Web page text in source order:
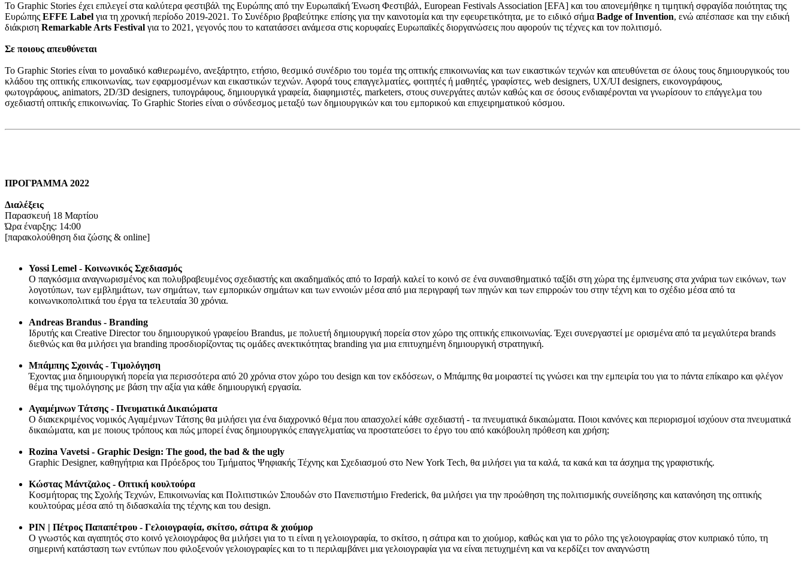
Το Graphic Stories έχει επιλεγεί στα καλύτερα φεστιβάλ της Ευρώπης από την Ευρωπαϊκή Ένωση Φεστιβάλ, European Festivals Association [EFA] και του απονεμήθηκε η τιμητική σφραγίδα ποιότητας της
Ευρώπης EFFE Label για τη χρονική περίοδο 2019-2021. Tο Συνέδριο βραβεύτηκε επίσης για την καινοτομία και την εφευρετικότητα, με το ειδικό σήμα Badge of Invention, ενώ απέσπασε και την ειδική
διάκριση Remarkable Arts Festival για το 2021, γεγονός που το κατατάσσει ανάμεσα στις κορυφαίες Ευρωπαϊκές διοργανώσεις που αφορούν τις τέχνες και τον πολιτισμό.
Σε ποιους απευθύνεται
Το Graphic Stories είναι το μοναδικό καθιερωμένο, ανεξάρτητο, ετήσιο, θεσμικό συνέδριο του τομέα της οπτικής επικοινωνίας και των εικαστικών τεχνών και απευθύνεται σε όλους τους δημιουργικούς του
κλάδου της οπτικής επικοινωνίας, των εφαρμοσμένων και εικαστικών τεχνών. Αφορά τους επαγγελματίες, φοιτητές ή μαθητές, γραφίστες, web designers, UX/UI designers, εικονογράφους,
φωτογράφους, animators, 2D/3D designers, τυπογράφους, δημιουργικά γραφεία, διαφημιστές, marketers, στους συνεργάτες αυτών καθώς και σε όσους ενδιαφέρονται να γνωρίσουν το επάγγελμα του
σχεδιαστή οπτικής επικοινωνίας. Το Graphic Stories είναι ο σύνδεσμος μεταξύ των δημιουργικών και του εμπορικού και επιχειρηματικού κόσμου.
ΠΡΟΓΡΑΜΜΑ 2022
Διαλέξεις
Παρασκευή 18 Μαρτίου
Ώρα έναρξης: 14:00
[παρακολούθηση δια ζώσης & online]
Yossi Lemel - Κοινωνικός Σχεδιασμός
Ο παγκόσμια αναγνωρισμένος και πολυβραβευμένος σχεδιαστής και ακαδημαϊκός από το Ισραήλ καλεί το κοινό σε ένα συναισθηματικό ταξίδι στη χώρα της έμπνευσης στα χνάρια των εικόνων, των
λογοτύπων, των εμβλημάτων, των σημάτων, των εμπορικών σημάτων και των εννοιών μέσα από μια περιγραφή των πηγών και των επιρροών του στην τέχνη και το σχέδιο μέσα από τα
κοινωνικοπολιτικά του έργα τα τελευταία 30 χρόνια.
Andreas Brandus - Branding
Iδρυτής και Creative Director του δημιουργικού γραφείου Brandus, με πολυετή δημιουργική πορεία στον χώρο της οπτικής επικοινωνίας. Έχει συνεργαστεί με ορισμένα από τα μεγαλύτερα brands
διεθνώς και θα μιλήσει για branding προσδιορίζοντας τις ομάδες ανεκτικότητας branding για μια επιτυχημένη δημιουργική στρατηγική.
Μπάμπης Σχοινάς - Τιμολόγηση
Έχοντας μια δημιουργική πορεία για περισσότερα από 20 χρόνια στον χώρο του design και τον εκδόσεων, ο Μπάμπης θα μοιραστεί τις γνώσει και την εμπειρία του για το πάντα επίκαιρο και φλέγον
θέμα της τιμολόγησης με βάση την αξία για κάθε δημιουργική εργασία.
Αγαμέμνων Τάτσης - Πνευματικά Δικαιώματα
Ο διακεκριμένος νομικός Αγαμέμνων Τάτσης θα μιλήσει για ένα διαχρονικό θέμα που απασχολεί κάθε σχεδιαστή - τα πνευματικά δικαιώματα. Ποιοι κανόνες και περιορισμοί ισχύουν στα πνευματικά
δικαιώματα, και με ποιους τρόπους και πώς μπορεί ένας δημιουργικός επαγγελματίας να προστατεύσει το έργο του από κακόβουλη πρόθεση και χρήση;
Rozina Vavetsi - Graphic Design: The good, the bad & the ugly
Graphic Designer, καθηγήτρια και Πρόεδρος του Τμήματος Ψηφιακής Τέχνης και Σχεδιασμού στο New York Tech, θα μιλήσει για τα καλά, τα κακά και τα άσχημα της γραφιστικής.
Κώστας Μάντζαλος - Οπτική κουλτούρα
Κοσμήτορας της Σχολής Τεχνών, Επικοινωνίας και Πολιτιστικών Σπουδών στο Πανεπιστήμιο Frederick, θα μιλήσει για την προώθηση της πολιτισμικής συνείδησης και κατανόηση της οπτικής
κουλτούρας μέσα από τη διδασκαλία της τέχνης και του design.
PIN | Πέτρος Παπαπέτρου - Γελοιογραφία, σκίτσο, σάτιρα & χιούμορ
Ο γνωστός και αγαπητός στο κοινό γελοιογράφος θα μιλήσει για το τι είναι η γελοιογραφία, το σκίτσο, η σάτιρα και το χιούμορ, καθώς και για το ρόλο της γελοιογραφίας στον κυπριακό τύπο, τη
σημερινή κατάσταση των εντύπων που φιλοξενούν γελοιογραφίες και το τι περιλαμβάνει μια γελοιογραφία για να είναι πετυχημένη και να κερδίζει τον αναγνώστη